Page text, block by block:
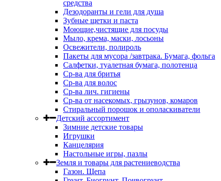
средства
Дезодоранты и гели для душа
Зубные щетки и паста
Моющие,чистящие для посуды
Мыло, крема, маски, лосьоны
Освежители, полироль
Пакеты для мусора /завтрака. Бумага, фольга
Салфетки, туалетная бумага, полотенца
Ср-ва для бритья
Ср-ва для волос
Ср-ва лич. гигиены
Ср-ва от насекомых, грызунов, комаров
Стиральный порошок и ополаскиватели
Детский ассортимент
Зимние детские товары
Игрушки
Канцелярия
Настольные игры, пазлы
Земля и товары для растениеводства
Газон. Щепа